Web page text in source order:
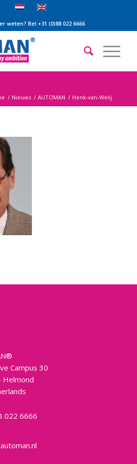
weten? Bel +31 (0)88 022 6666
/ Nieuws / AUTOMAN / Henk-van-Welij
Campus 30
Helmond
022 6666